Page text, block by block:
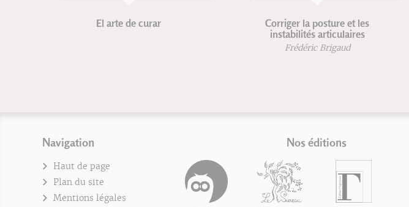
El arte de curar
Corriger la posture et les
instabilités articulaires
Frédéric Brigaud
Navigation
Haut de page
Plan du site
Mentions légales
Nos éditions